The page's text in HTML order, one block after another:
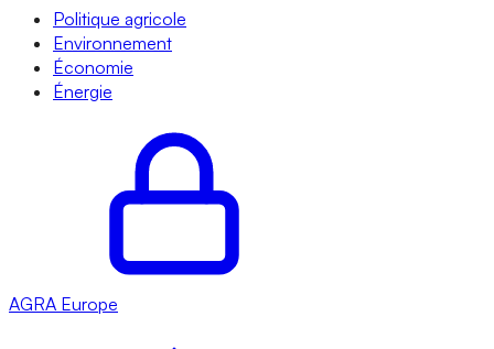
Politique agricole
Environnement
Économie
Énergie
AGRA Europe